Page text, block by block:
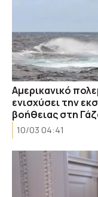
Αμερικανικό
ενισχύσει την
βοήθειας στη
10/03 04:41